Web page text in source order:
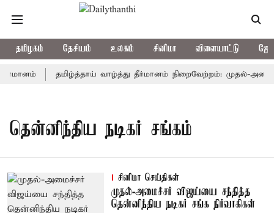
தமிழகம் தேசியம் உலகம் சினிமா விளையாட்டு
தமிழ்த்தாய் வாழ்த்து தீர்மானம் நிறைவேற்றம்: முதல்-
தென்னிந்திய நடிகர் சங்கம்
சினிமா செய்திகள்
முதல்-அமைச்சர் விஜய்யை சந்தித்த
தென்னிந்திய நடிகர் சங்க நிர்வாகிகள்